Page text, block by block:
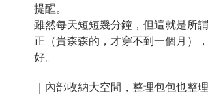
提醒。
雖然每天短短幾分鐘，但這就是所
正（貴森森的，才穿不到一個月）
好。
｜內部收納大空間，整理包包也整